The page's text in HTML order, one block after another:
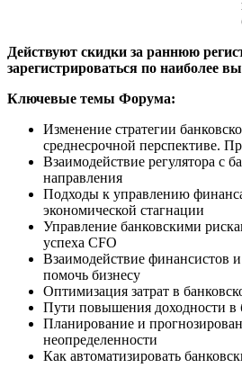
Действуют скидки за раннюю
зарегистрироваться по наиболее
Ключевые темы Форума:
Изменение стратегии
среднесрочной перспективе.
Взаимодействие регулятора с
направления
Подходы к управлению
экономической стагнации
Управление банковскими
успеха CFO
Взаимодействие финансистов
помочь бизнесу
Оптимизация затрат в
Пути повышения доходности в
Планирование и
неопределенности
Как автоматизировать